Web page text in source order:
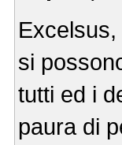
si
tutti ed i
paura di